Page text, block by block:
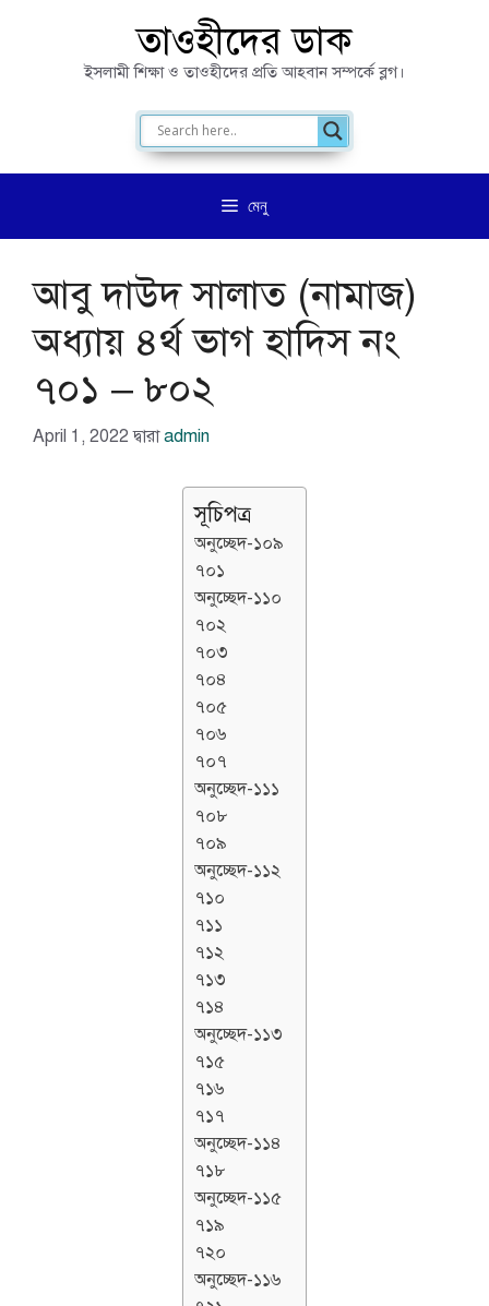
তাওহীদের ডাক
ইসলামী শিক্ষা ও তাওহীদের প্রতি আহবান সম্পর্কে ব্লগ।
মেনু
আবু দাউদ সালাত (নামাজ)
অধ্যায় ৪র্থ ভাগ হাদিস নং
৭০১ – ৮০২
April 1, 2022 দ্বারাadmin
সূচিপত্র
অনুচ্ছেদ-১০৯
৭০১
অনুচ্ছেদ-১১০
৭০২
৭০৩
৭০৪
৭০৫
৭০৬
৭০৭
অনুচ্ছেদ-১১১
৭০৮
৭০৯
অনুচ্ছেদ-১১২
৭১০
৭১১
৭১২
৭১৩
৭১৪
অনুচ্ছেদ-১১৩
৭১৫
৭১৬
৭১৭
অনুচ্ছেদ-১১৪
৭১৮
অনুচ্ছেদ-১১৫
৭১৯
৭২০
অনুচ্ছেদ-১১৬